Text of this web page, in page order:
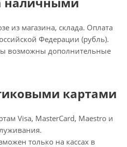
из магазина, склада. Оплата
Федерации (рубль).
возможны дополнительные
картами
Visa, MasterCard, Maestro и
только на кассах в